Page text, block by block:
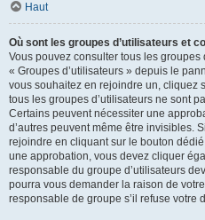
Haut
Où sont les groupes d’utilisateurs et
Vous pouvez consulter tous les
« Groupes d’utilisateurs » depuis le
vous souhaitez en rejoindre un, cliquez
tous les groupes d’utilisateurs ne sont
Certains peuvent nécessiter une
d’autres peuvent même être invisibles.
rejoindre en cliquant sur le bouton
une approbation, vous devez cliquer
responsable du groupe d’utilisateurs
pourra vous demander la raison de
responsable de groupe s’il refuse votre